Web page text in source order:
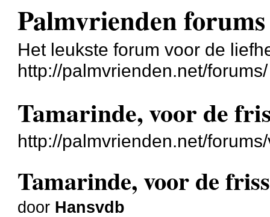
Palmvrienden forums
Het leukste forum voor de
http://palmvrienden.net/forums/
Tamarinde, voor de
http://palmvrienden.net/
Tamarinde, voor de
door Hansvdb